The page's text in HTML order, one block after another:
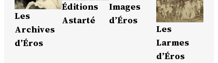
Les
Archives
d’Éros
Éditions
Astarté
Images
d’Éros
Les
Larmes
d’Éros